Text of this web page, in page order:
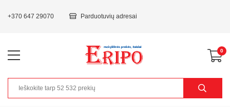
+370 647 29070 Parduotuvių adresai
0